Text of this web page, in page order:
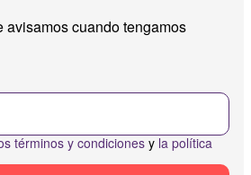
avisamos cuando tengamos
términos y condiciones y la política